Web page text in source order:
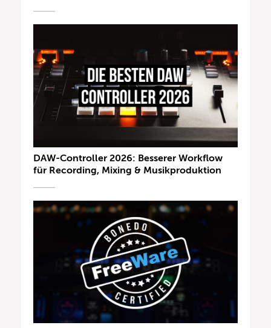
DAW-Controller 2026: Besserer Workflow
für Recording, Mixing & Musikproduktion